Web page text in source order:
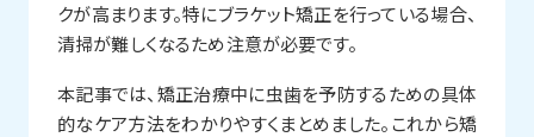
クが高まります。特にブラケット矯正を行っている場合、
清掃が難しくなるため注意が必要です。
本記事では、矯正治療中に虫歯を予防するための具体
的なケア方法をわかりやすくまとめました。これから矯